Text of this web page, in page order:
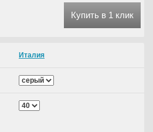
Купить в 1 клик
Италия